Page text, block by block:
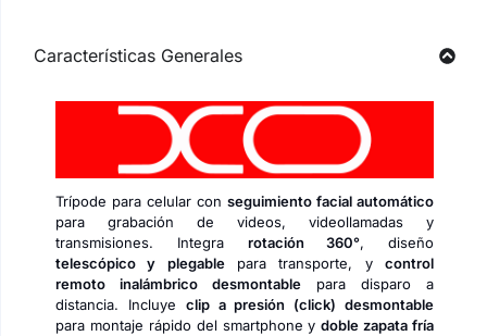
Características Generales
Trípode para celular con seguimiento facial automático
para grabación de videos, videollamadas y
transmisiones. Integra rotación 360°, diseño
telescópico y plegablepara transporte, ycontrol
remoto inalámbrico desmontable para disparo a
distancia. Incluye clip a presión (click) desmontable
para montaje rápido del smartphone ydoble zapata fría